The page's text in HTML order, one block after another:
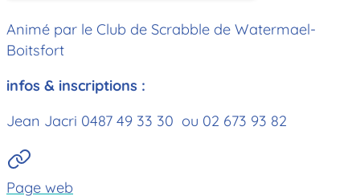
Animé par le Club de Scrabble de Watermael-
Boitsfort
infos & inscriptions :
Jean Jacri 0487 49 33 30 ou 02 673 93 82
Page web